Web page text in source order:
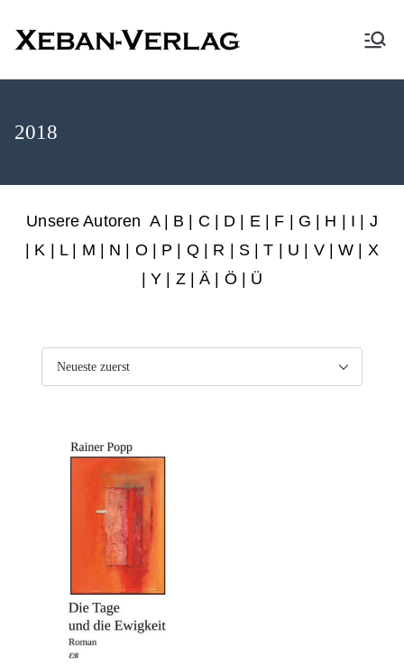
XEBAN-Verlag
2018
Unsere Autoren A| B C D E| F G H I
J
K L| M N O P Q| R S |T U V|W
X
Y Z|Ä | Ö | Ü